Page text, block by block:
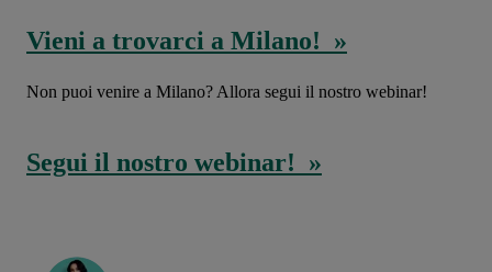
Vieni a trovarci a Milano! »
Non puoi venire a Milano? Allora segui il nostro webinar!
Segui il nostro webinar! »